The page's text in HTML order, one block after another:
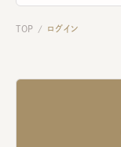
TOP / ログイン